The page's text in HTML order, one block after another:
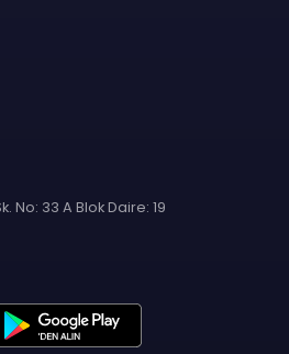
No: 33 A Blok Daire: 19